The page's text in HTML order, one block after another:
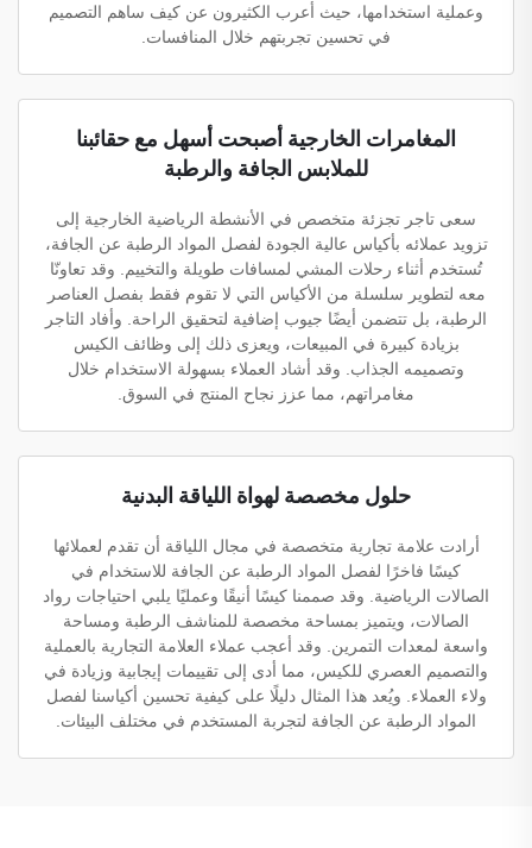
وعملية استخدامها، حيث أعرب الكثيرون عن كيف ساهم التصميم
في تحسين تجربتهم خلال المنافسات.
المغامرات الخارجية أصبحت أسهل مع حقائبنا
للملابس الجافة والرطبة
سعى تاجر تجزئة متخصص في الأنشطة الرياضية الخارجية إلى
تزويد عملائه بأكياس عالية الجودة لفصل المواد الرطبة عن الجافة،
تُستخدم أثناء رحلات المشي لمسافات طويلة والتخييم. وقد تعاونّا
معه لتطوير سلسلة من الأكياس التي لا تقوم فقط بفصل العناصر
الرطبة، بل تتضمن أيضًا جيوب إضافية لتحقيق الراحة. وأفاد التاجر
بزيادة كبيرة في المبيعات، ويعزى ذلك إلى وظائف الكيس
وتصميمه الجذاب. وقد أشاد العملاء بسهولة الاستخدام خلال
مغامراتهم، مما عزز نجاح المنتج في السوق.
حلول مخصصة لهواة اللياقة البدنية
أرادت علامة تجارية متخصصة في مجال اللياقة أن تقدم لعملائها
كيسًا فاخرًا لفصل المواد الرطبة عن الجافة للاستخدام في
الصالات الرياضية. وقد صممنا كيسًا أنيقًا وعمليًا يلبي احتياجات رواد
الصالات، ويتميز بمساحة مخصصة للمناشف الرطبة ومساحة
واسعة لمعدات التمرين. وقد أعجب عملاء العلامة التجارية بالعملية
والتصميم العصري للكيس، مما أدى إلى تقييمات إيجابية وزيادة في
ولاء العملاء. ويُعد هذا المثال دليلًا على كيفية تحسين أكياسنا لفصل
المواد الرطبة عن الجافة لتجربة المستخدم في مختلف البيئات.